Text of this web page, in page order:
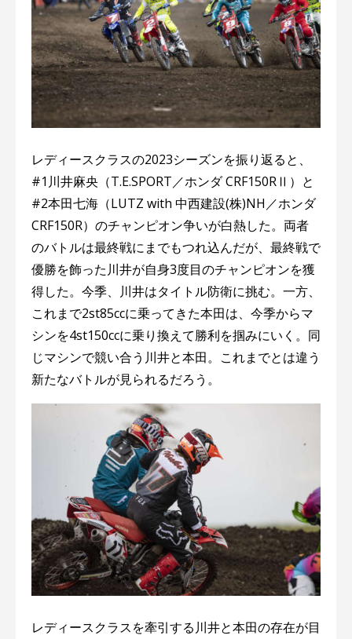
レディースクラスの2023シーズンを振り返ると、
#1川井⿇央（T.E.SPORT／ホンダ CRF150RⅡ）と
#2本田七海（LUTZ with 中⻄建設(株)NH／ホンダ
CRF150R）のチャンピオン争いが白熱した。両者
のバトルは最終戦にまでもつれ込んだが、最終戦で
優勝を飾った川井が自身3度目のチャンピオンを獲
得した。今季、川井はタイトル防衛に挑む。一方、
これまで2st85ccに乗ってきた本田は、今季からマ
シンを4st150ccに乗り換えて勝利を掴みにいく。同
じマシンで競い合う川井と本田。これまでとは違う
新たなバトルが見られるだろう。
レディースクラスを牽引する川井と本田の存在が目